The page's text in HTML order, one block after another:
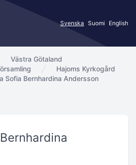
Svenska Suomi English
Västra Götaland
Hajoms Kyrkogård
Sofia Bernhardina Andersson